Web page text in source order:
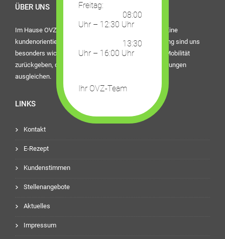
ÜBER UNS
Im Hause OVZ Piro steht der Mensch im Mittelpunkt. Eine
kundenorientierte Dienstleistung und die beste Beratung sind uns
besonders wichtig. Bei uns finden Sie Hilfsmittel, die Mobilität
zurückgeben, den Alltag erleichtern oder eine Behinderungen
ausgleichen.
LINKS
Kontakt
E-Rezept
Kundenstimmen
Stellenangebote
Aktuelles
Impressum
Freitag:
08:00
Uhr – 12:30 Uhr
13:30
Uhr – 16:00 Uhr
Ihr OVZ-Team